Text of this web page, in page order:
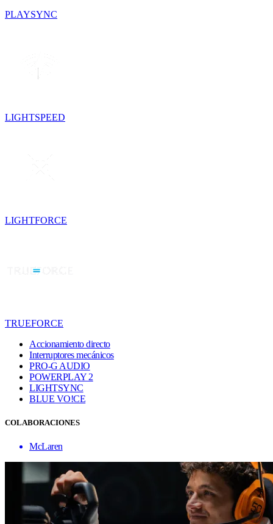
PLAYSYNC
LIGHTSPEED
LIGHTFORCE
TRUEFORCE
Accionamiento directo
Interruptores mecánicos
PRO-G AUDIO
POWERPLAY 2
LIGHTSYNC
BLUE VO!CE
COLABORACIONES
McLaren